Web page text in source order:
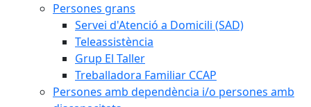
Persones grans
Servei d'Atenció a Domicili (SAD)
Teleassistència
Grup El Taller
Treballadora Familiar CCAP
Persones amb dependència i/o persones amb